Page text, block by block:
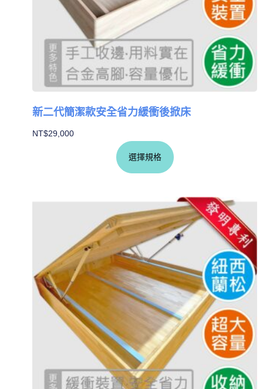
新二代簡潔款安全省力緩衝後掀床
NT$29,000
選擇規格